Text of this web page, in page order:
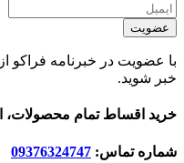
عضویت
با عضویت در خبرنامه فراکو
خبر شوید.
خرید اقساط تمام محصولات،
شماره تماس: 09376324747